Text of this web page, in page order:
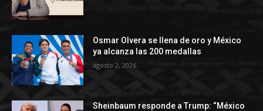
Osmar Olvera se llena de oro y México
ya alcanza las 200 medallas
agosto 2, 2026
Sheinbaum responde a Trump: “México